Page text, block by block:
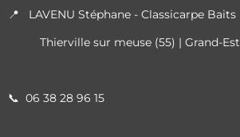
📍 LAVENU Stéphane - Classicarpe Baits
Thierville sur meuse (55) | Grand-Est
📞 06 38 28 96 15